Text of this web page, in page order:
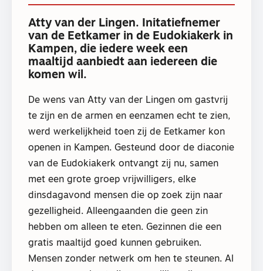
Atty van der Lingen. Initatiefnemer
van de Eetkamer in de Eudokiakerk in
Kampen, die iedere week een
maaltijd aanbiedt aan iedereen die
komen wil.
De wens van Atty van der Lingen om gastvrij
te zijn en de armen en eenzamen echt te zien,
werd werkelijkheid toen zij de Eetkamer kon
openen in Kampen. Gesteund door de diaconie
van de Eudokiakerk ontvangt zij nu, samen
met een grote groep vrijwilligers, elke
dinsdagavond mensen die op zoek zijn naar
gezelligheid. Alleengaanden die geen zin
hebben om alleen te eten. Gezinnen die een
gratis maaltijd goed kunnen gebruiken.
Mensen zonder netwerk om hen te steunen. Al